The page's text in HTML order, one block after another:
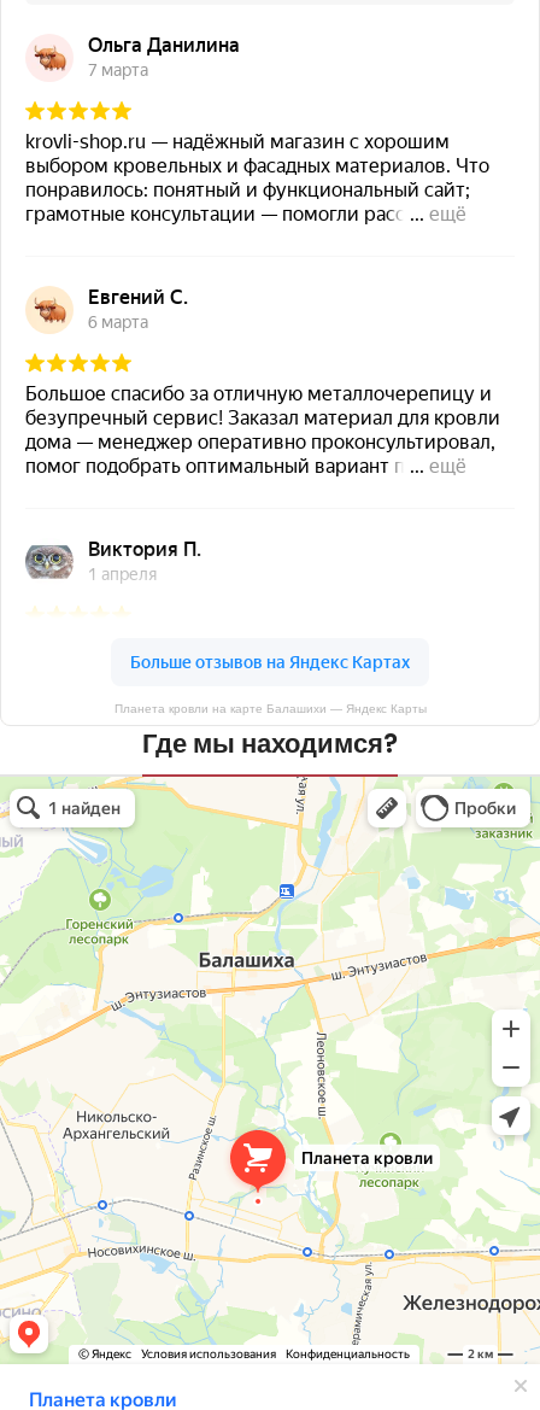
Планета кровли на карте Балашихи — Яндекс Карты
Где мы находимся?
Планета кровли
Кровля и кровельные материалы в Балашихе
Окна в Балашихе